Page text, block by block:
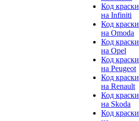
Код краски
на Infiniti
Код краски
на Omoda
Код краски
на Opel
Код краски
на Peugeot
Код краски
на Renault
Код краски
на Skoda
Код краски